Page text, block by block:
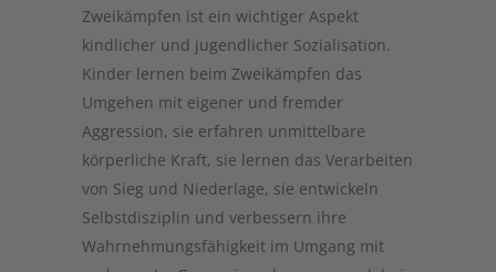
Zweikämpfen ist ein wichtiger Aspekt
kindlicher und jugendlicher Sozialisation.
Kinder lernen beim Zweikämpfen das
Umgehen mit eigener und fremder
Aggression, sie erfahren unmittelbare
körperliche Kraft, sie lernen das Verarbeiten
von Sieg und Niederlage, sie ent­wickeln
Selbstdisziplin und verbessern ihre
Wahrnehmungsfähigkeit im Umgang mit